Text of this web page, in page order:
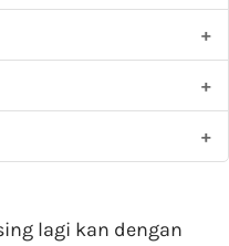
lagi kan dengan